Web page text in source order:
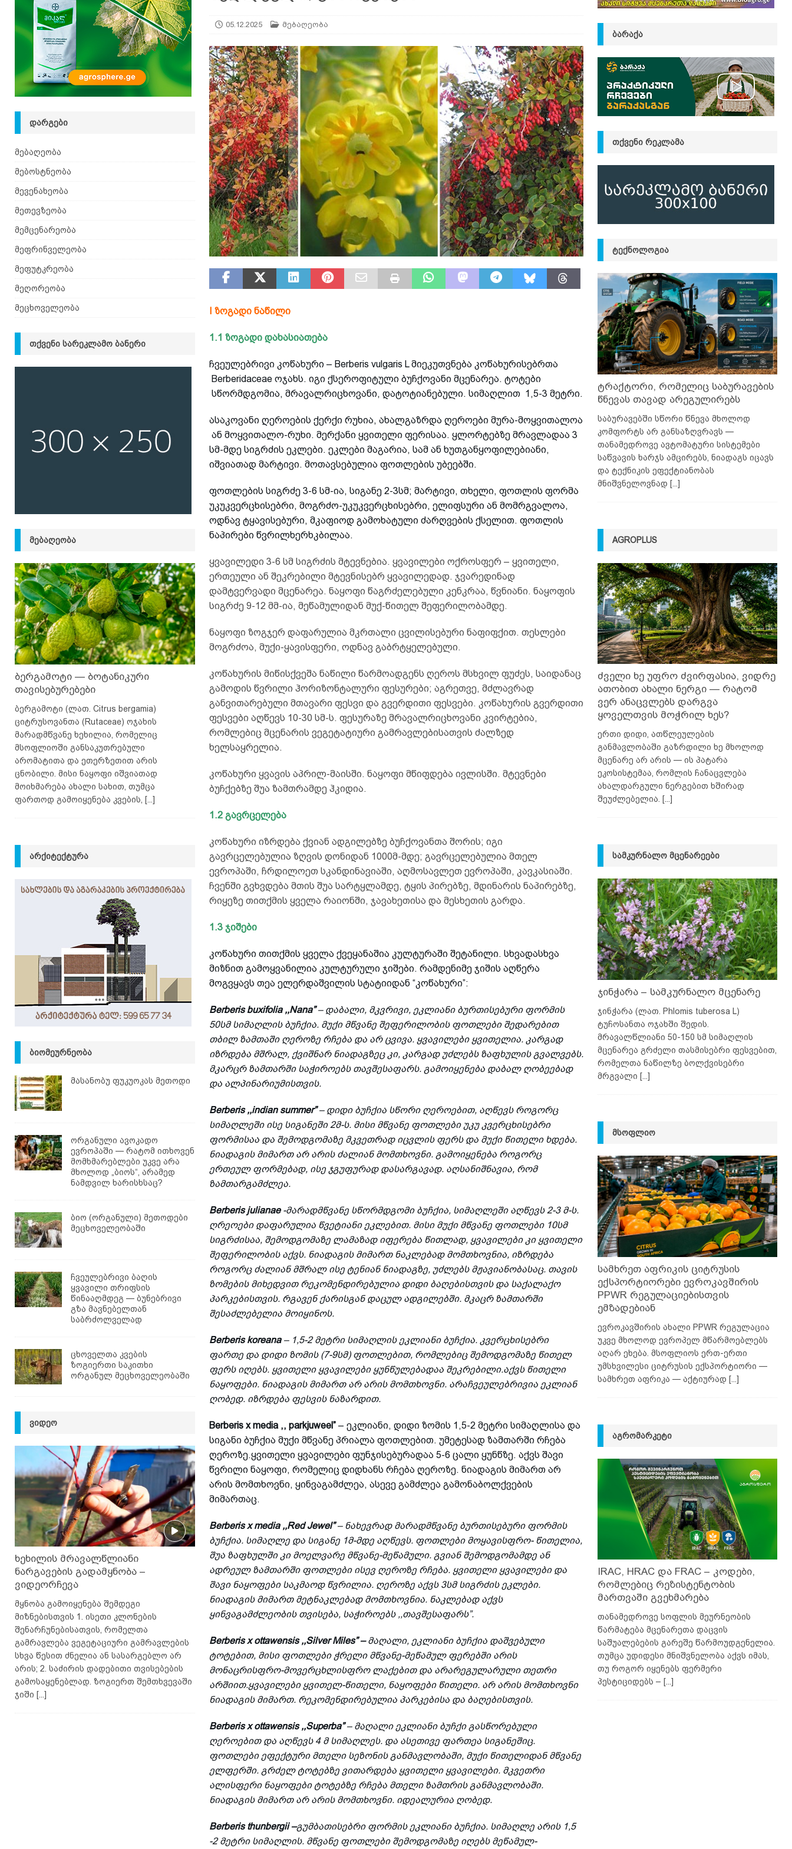
05.12.2025 მებაღეობა
I ზოგადი ნაწილი
1.1 ზოგადი დახასიათება
ჩვეულებრივი კოწახური – Berberis vulgaris L მიეკუთვნება კოწახურისებრთა
Berberidaceae ოჯახს. იგი ქსეროფიტული ბუჩქოვანი მცენარეა. ტოტები
სწორმდგომია, მრავალრიცხოვანი, დატოტიანებული. სიმაღლით 1,5-3 მეტრი.
ასაკოვანი ღეროების ქერქი რუხია, ახალგაზრდა ღეროები მურა-მოყვითალოა
ან მოყვითალო-რუხი. მერქანი ყვითელი ფერისაა. ყლორტებზე მრავლადაა 3
სმ-მდე სიგრძის ეკლები. ეკლები მაგარია, სამ ან ხუთგანყოფილებიანი,
იშვიათად მარტივი. მოთავსებულია ფოთლების უბეებში.
ფოთლების სიგრძე 3-6 სმ-ია, სიგანე 2-3სმ; მარტივი, თხელი, ფოთლის ფორმა
უკუკვერცხისებრი, მოგრძო-უკუკვერცხისებრი, ელიფსური ან მომრგვალოა,
ოდნავ ტყავისებური, მკაფიოდ გამოხატული ძარღვების ქსელით. ფოთლის
ნაპირები წვრილხერხკბილაა.
ყვავილედი 3-6 სმ სიგრძის მტევნებია. ყვავილები ოქროსფერ – ყვითელი,
ერთეული ან შეკრებილი მტევნისებრ ყვავილედად. ჯვარედინად
დამტვერვადი მცენარეა. ნაყოფი წაგრძელებული კენკრაა, წვნიანი. ნაყოფის
სიგრძე 9-12 მმ-ია, მეწამულიდან მუქ-წითელ შეფერილობამდე.
ნაყოფი ზოგჯერ დაფარულია მკრთალი ცვილისებური ნაფიფქით. თესლები
მოგრძოა, მუქი-ყავისფერი, ოდნავ გაბრტყელებული.
კოწახურის მიწისქვეშა ნაწილი წარმოადგენს ღეროს მსხვილ ფუძეს, საიდანაც
გამოდის წვრილი ჰორიზონტალური ფესურები; აგრეთვე, მძლავრად
განვითარებული მთავარი ფესვი და გვერდითი ფესვები. კოწახურის გვერდითი
ფესვები აღწევს 10-30 სმ-ს. ფესურაზე მრავალრიცხოვანი კვირტებია,
რომლებიც მცენარის ვეგეტატიური გამრავლებისათვის ძალზედ
ხელსაყრელია.
კოწახური ყვავის აპრილ-მაისში. ნაყოფი მწიფდება ივლისში. მტევნები
ბუჩქებზე შუა ზამთრამდე ჰკიდია.
1.2 გავრცელება
კოწახური იზრდება ქვიან ადგილებზე ბუჩქოვანთა შორის; იგი
გავრცელებულია ზღვის დონიდან 1000მ-მდე; გავრცელებულია მთელ
ევროპაში, ჩრდილოეთ სკანდინავიაში, აღმოსავლეთ ევროპაში, კავკასიაში.
ჩვენში გვხვდება მთის შუა სარტყლამდე, ტყის პირებზე, მდინარის ნაპირებზე,
რიყეზე თითქმის ყველა რაიონში, ჯავახეთისა და მესხეთის გარდა.
1.3 ჯიშები
კოწახური თითქმის ყველა ქვეყანაშია კულტურაში შეტანილი. სხვადასხვა
მიზნით გამოყვანილია კულტურული ჯიშები. რამდენიმე ჯიშის აღწერა
მოგვყავს თეა ელერდაშვილის სტატიიდან “კოწახური”:
Berberis buxifolia ,,Nana”– დაბალი, მკვრივი, ეკლიანი ბურთისებური ფორმის
50სმ სიმაღლის ბუჩქია. მუქი მწვანე შეფერილობის ფოთლები შედარებით
თბილ ზამთაში ღეროზე რჩება და არ ცვივა. ყვავილები ყვითელია. კარგად
იზრდება მშრალ, ქვიშნარ ნიადაგზეც კი, კარგად უძლებს ზაფხულის გვალვებს.
მკარცრ ზამთარში საჭიროებს თავშესაფარს. გამოიყენება დაბალ ღობეებად
და ალპინარიუმისთვის.
Berberis ,,indian summer”– დიდი ბუჩქია სწორი ღეროებით, აღწევს როგორც
სიმაღლეში ისე სიგანეში 2მ-ს. მისი მწვანე ფოთლები უკუ კვერცხისებრი
ფორმისაა და შემოდგომაზე მკვეთრად იცვლის ფერს და მუქი წითელი ხდება.
ნიადაგის მიმართ არ არის ძალიან მომთხოვნი. გამოიყენება როგორც
ერთეულ ფორმებად, ისე ჯგუფურად დასარგავად. აღსანიშნავია, რომ
ზამთარგამძლეა.
Berberis julianae -მარადმწვანე სწორმდგომი ბუჩქია, სიმაღლეში აღწევს 2-3 მ-ს.
ღრეოები დაფარულია წვეტიანი ეკლებით. მისი მუქი მწვანე ფოთლები 10სმ
სიგრძისაა, შემოდგომაზე ლამაზად იფერება წითლად, ყვავილები კი ყვითელი
შეფერილობის აქვს. ნიადაგის მიმართ ნაკლებად მომთხოვნია, იზრდება
როგორც ძალიან მშრალ ისე ტენიან ნიადაგზე, უძლებს მჟავიანობასაც. თავის
ზომების მიხედვით რეკომენდირებულია დიდი ბაღებისთვის და საქალაქო
პარკებისთვის. რგავენ ქარისგან დაცულ ადგილებში. მკაცრ ზამთარში
შესაძლებელია მოიყინოს.
Berberis koreana – 1,5-2 მეტრი სიმაღლის ეკლიანი ბუჩქია. კვერცხისებრი
ფართე და დიდი ზომის (7-9სმ) ფოთლებით, რომლებიც შემოდგომაზე წითელ
ფერს იღებს. ყვითელი ყვავილები ყუნწულებადაა შეკრებილი.აქვს წითელი
ნაყოფები. ნიადაგის მიმართ არ არის მომთხოვნი. არაჩვეულებრივია ეკლიან
ღობედ. იზრდება ფესვის ნაზარდით.
Berberis x media ,, parkjuweel” – ეკლიანი, დიდი ზომის 1,5-2 მეტრი სიმაღლისა და
სიგანი ბუჩქია მუქი მწვანე პრიალა ფოთლებით. უმეტესად ზამთარში რჩება
ღეროზე.ყვითელი ყვავილები ფუნჯისებურადაა 5-6 ცალი ყუნწზე. აქვს შავი
წვრილი ნაყოფი, რომელიც დიდხანს რჩება ღეროზე. ნიადაგის მიმართ არ
არის მომთხოვნი, ყინვაგამძლეა, ასევე გამძლეა გამონაბოლქვების
მიმართაც.
Berberis x media ,,Red Jewel”– ნახევრად მარადმწვანე ბურთისებური ფორმის
ბუჩქია. სიმაღლე და სიგანე 1მ-მდე აღწევს. ფოთლები მოყავისფრო- წითელია,
შუა ზაფხულში კი მოელვარე მწვანე-მეწამული. გვიან შემოდგომამდე ან
ადრეულ ზამთარში ფოთლები ისევ ღეროზე რჩება. ყვითელი ყვავილები და
შავი ნაყოფები საკმაოდ წვრილია. ღეროზე აქვს 3სმ სიგრძის ეკლები.
ნიადაგის მიმართ მეტნაკლებად მომთხოვნია. ნაკლებად აქვს
ყინვაგამძლეობის თვისება, საჭიროებს ,,თავშესაფარს”.
Berberis x ottawensis ,,Silver Miles” –მაღალი, ეკლიანი ბუჩქია დაშვებული
ტოტებით, მისი ფოთლები ჭრელი მწვანე-მეწამულ ფერებში არის
მონაცრისფრო-მოვერცხლისფრო ლაქებით და არარეგულარული თეთრი
არშიით.ყვავილები ყვითელ-წითელი, ნაყოფები წითელი. არ არის მომთხოვნი
ნიადაგის მიმართ. რეკომენდირებულია პარკებისა და ბაღებისთვის.
Berberis x ottawensis ,,Superba”– მაღალი ეკლიანი ბუჩქი გასწორებული
ღეროებით და აღწევს 4 მ სიმაღლეს. და ასეთივე ფართეა სიგანეშიც.
ფოთლები ეფექტური მთელი სეზონის განმავლობაში, მუქი წითელიდან მწვანე
ელფერში. გრძელ ტოტებზე ვითარდება ყვითელი ყვავილები. მკვეთრი
ალისფერი ნაყოფები ტოტებზე რჩება მთელი ზამთრის განმავლობაში.
ნიადაგის მიმართ არ არის მომთხოვნი. იდეალურია ღობედ.
Berberis thunbergii –გუმბათისებრი ფორმის ეკლიანი ბუჩქია. სიმაღლე არის 1,5
-2 მეტრი სიმაღლის. მწვანე ფოთლები შემოდგომაზე იღებს მეწამულ-
ᲓᲐᲠᲒᲔᲑᲘ
მებაღეობა
მებოსტნეობა
მევენახეობა
მეთევზეობა
მემცენარეობა
მეფრინველეობა
მეფუტკრეობა
მეღორეობა
მეცხოველეობა
ᲗᲥᲕᲔᲜᲘ ᲡᲐᲠᲔᲙᲚᲐᲛᲝ ᲑᲐᲜᲔᲠᲘ
ᲛᲔᲑᲐᲦᲔᲝᲑᲐ
ბერგამოტი — ბოტანიკური
თავისებურებები
ბერგამოტი (ლათ. Citrus bergamia)
ციტრუსოვანთა (Rutaceae) ოჯახის
მარადმწვანე ხეხილია, რომელიც
მსოფლიოში განსაკუთრებული
არომატითა და ეთერზეთით არის
ცნობილი. მისი ნაყოფი იშვიათად
მოიხმარება ახალი სახით, თუმცა
ფართოდ გამოიყენება კვების,
[...]
ᲐᲠᲥᲘᲢᲔᲥᲢᲣᲠᲐ
ᲑᲘᲝᲛᲔᲣᲠᲜᲔᲝᲑᲐ
მასანობუ ფუკუოკას მეთოდი
ორგანული ავოკადო
ევროპაში — რატომ ითხოვენ
მომხმარებლები უკვე არა
მხოლოდ „ბიოს“, არამედ
ნამდვილ ხარისხსაც?
ბიო (ორგანული) მეთოდები
მეცხოველეობაში
ჩვეულებრივი ბაღის
ყვავილი თრიფსის
წინააღმდეგ — ბუნებრივი
გზა მავნებელთან
საბრძოლველად
ცხოველთა კვების
ზოგიერთი საკითხი
ორგანულ მეცხოველეობაში
ᲕᲘᲓᲔᲝ
ხეხილის მრავალწლიანი
ნარგავების გადამყნობა –
ვიდეორჩევა
მყნობა გამოიყენება შემდეგი
მიზნებისთვის 1. ისეთი კლონების
შენარჩუნებისათვის, რომელთა
გამრავლება ვეგეტაციური გამრავლების
სხვა წესით ძნელია ან სასარგებლო არ
არის; 2. საძირის დადებითი თვისებების
გამოსაყენებლად. ზოგიერთ შემთხვევაში
ჯიში [...]
ᲑᲐᲠᲐᲥᲐ
ᲗᲥᲕᲔᲜᲘ ᲠᲔᲙᲚᲐᲛᲐ
ᲢᲔᲥᲜᲝᲚᲝᲒᲘᲐ
ტრაქტორი, რომელიც საბურავების
წნევას თავად არეგულირებს
საბურავებში სწორი წნევა მხოლოდ
კომფორტს არ განსაზღვრავს —
თანამედროვე ავტომატური სისტემები
საწვავის ხარჯს ამცირებს, ნიადაგს იცავს
და ტექნიკის ეფექტიანობას
მნიშვნელოვნად [...]
AGROPLUS
ძველი ხე უფრო ძვირფასია, ვიდრე
ათობით ახალი ნერგი — რატომ
ვერ ანაცვლებს დარგვა
ყოველთვის მოჭრილ ხეს?
ერთი დიდი, ათწლეულების
განმავლობაში გაზრდილი ხე მხოლოდ
მცენარე არ არის — ის პატარა
ეკოსისტემაა, რომლის ჩანაცვლება
ახალდარგული ნერგებით ხშირად
შეუძლებელია. [...]
ᲡᲐᲛᲙᲣᲠᲜᲐᲚᲝ ᲛᲪᲔᲜᲐᲠᲔᲔᲑᲘ
ჯინჭარა – სამკურნალო მცენარე
ჯინჭარა (ლათ. Phlomis tuberosa L)
ტუჩოსანთა ოჯახში შედის.
მრავალწლიანი 50-150 სმ სიმაღლის
მცენარეა გრძელი თასმისებრი ფესვებით,
რომელთა ნაწილზე ბოლქვისებრი
მრგვალი [...]
ᲛᲡᲝᲤᲚᲘᲝ
სამხრეთ აფრიკის ციტრუსის
ექსპორტიორები ევროკავშირის
PPWR რეგულაციებისთვის
ემზადებიან
ევროკავშირის ახალი PPWR რეგულაცია
უკვე მხოლოდ ევროპელ მწარმოებლებს
აღარ ეხება. მსოფლიოს ერთ-ერთი
უმსხვილესი ციტრუსის ექსპორტიორი —
სამხრეთ აფრიკა — აქტიურად [...]
ᲐᲒᲠᲝᲛᲐᲠᲙᲔᲢᲘ
IRAC, HRAC და FRAC – კოდები,
რომლებიც რეზისტენტობის
მართვაში გვეხმარება
თანამედროვე სოფლის მეურნეობის
წარმატება მცენარეთა დაცვის
საშუალებების გარეშე წარმოუდგენელია.
თუმცა უდიდესი მნიშვნელობა აქვს იმას,
თუ როგორ იყენებს ფერმერი
პესტიციდებს – [...]